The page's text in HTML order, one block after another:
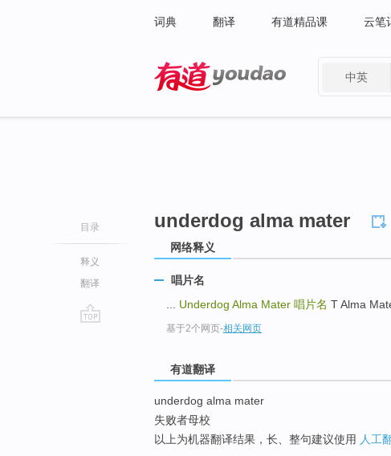
词典 翻译 有道精品课 云笔
中英
目录
释义
翻译
underdog alma mater
网络释义
唱片名
Underdog Alma Mater 唱片名 T Alma
基于2个网页-相关网页
有道翻译
underdog alma mater
失败者母校
以上为机器翻译结果，长、整句建议使用 人工